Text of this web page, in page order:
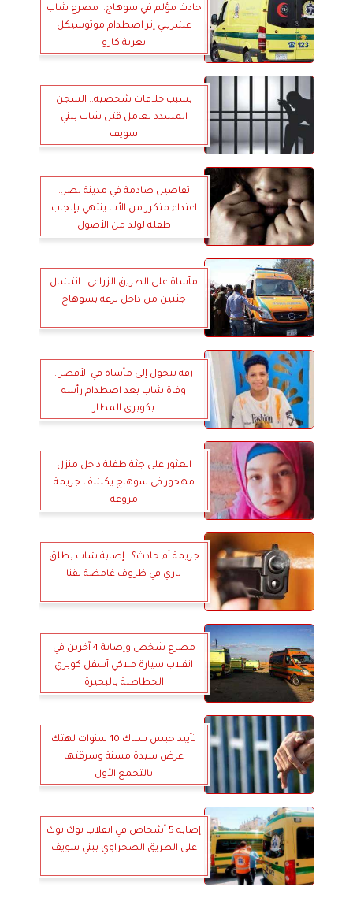
حادث مؤلم في سوهاج.. مصرع شاب
عشريني إثر اصطدام موتوسيكل
بعربة كارو
بسبب خلافات شخصية.. السجن
المشدد لعامل قتل شاب ببني
سويف
تفاصيل صادمة في مدينة نصر..
اعتداء متكرر من الأب ينتهي بإنجاب
طفلة لولد من الأصول
مأساة على الطريق الزراعي.. انتشال
جثتين من داخل ترعة بسوهاج
زفة تتحول إلى مأساة في الأقصر..
وفاة شاب بعد اصطدام رأسه
بكوبري المطار
العثور على جثة طفلة داخل منزل
مهجور في سوهاج يكشف جريمة
مروعة
جريمة أم حادث؟.. إصابة شاب بطلق
ناري في ظروف غامضة بقنا
مصرع شخص وإصابة 4 آخرين في
انقلاب سيارة ملاكي أسفل كوبري
الخطاطبة بالبحيرة
تأييد حبس سباك 10 سنوات لهتك
عرض سيدة مسنة وسرقتها
بالتجمع الأول
إصابة 5 أشخاص في انقلاب توك توك
على الطريق الصحراوي ببني سويف